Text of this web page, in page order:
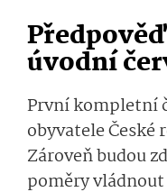
úvodní
První kompletní
obyvatele České
Zároveň budou
poměry